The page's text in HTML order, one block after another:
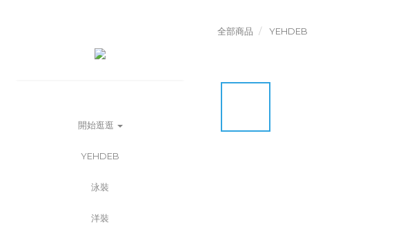
開始逛逛
YEHDEB
泳裝
洋裝
全部商品 YEHDEB